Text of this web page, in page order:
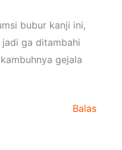
bubur kanji ini,
ga ditambahi
gejala
Balas